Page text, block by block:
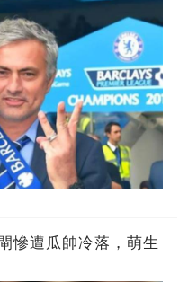
慘遭瓜帥冷落，萌生